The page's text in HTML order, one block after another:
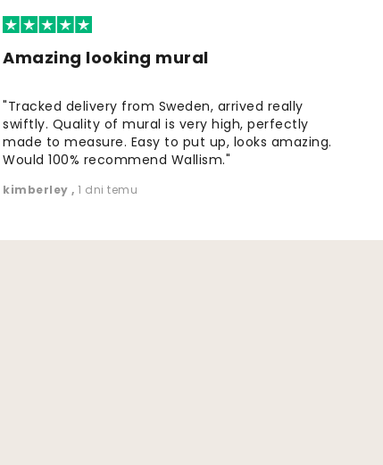
Amazing looking mural
"Tracked delivery from Sweden, arrived really
swiftly. Quality of mural is very high, perfectly
made to measure. Easy to put up, looks amazing.
Would 100% recommend Wallism."
kimberley, 1 dni temu